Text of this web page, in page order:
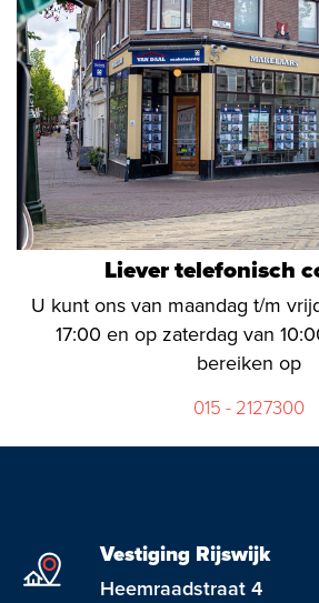
Liever telefonisch
U kunt ons van maandag t/m
17:00 en op zaterdag van
bereiken op
015 - 2127300
Vestiging Rijswijk
Heemraadstraat 4